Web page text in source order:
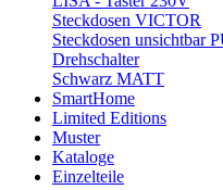
Steckdosen VICTOR
Steckdosen unsichtbar
Drehschalter
Schwarz MATT
SmartHome
Limited Editions
Muster
Kataloge
Einzelteile